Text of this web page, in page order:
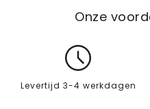
Onze
Levertijd 3-4 werkdagen